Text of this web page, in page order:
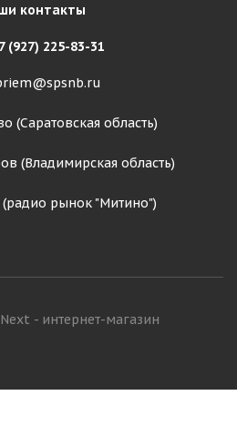
контакты
(927) 225-83-31
(Саратовская область)
(Владимирская область)
(радио рынок "Митино")
- интернет-магазин